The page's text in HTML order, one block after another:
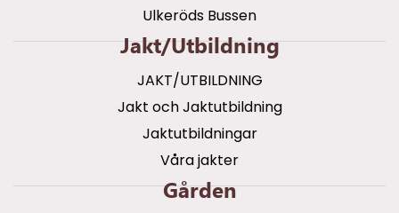
Ulkeröds Bussen
Jakt/utbildning
JAKT/UTBILDNING
Jakt och Jaktutbildning
Jaktutbildningar
Våra jakter
Gården